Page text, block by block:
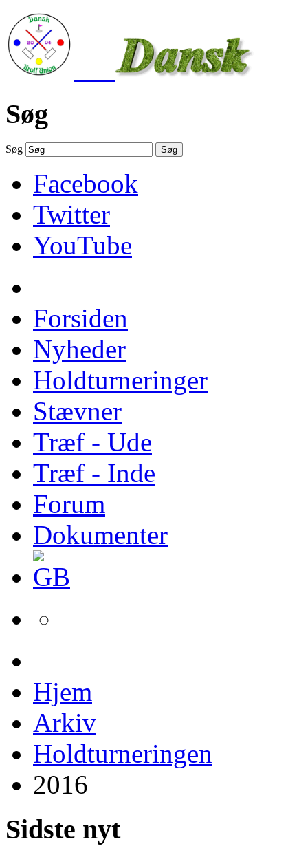
Søg
Søg Søg
Facebook
Twitter
YouTube
Forsiden
Nyheder
Holdturneringer
Stævner
Træf - Ude
Træf - Inde
Forum
Dokumenter
Hjem
Arkiv
Holdturneringen
2016
Sidste nyt